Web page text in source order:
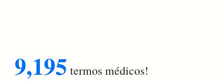
9,195 termos médicos!